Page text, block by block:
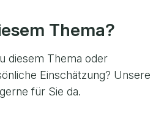
Thema?
diesem Thema oder
Einschätzung? Unsere
für Sie da.